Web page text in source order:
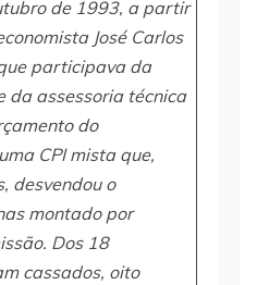
de 1993, a partir
José Carlos
participava da
da assessoria técnica
do
CPI mista que,
desvendou o
montado por
Dos 18
cassados, oito